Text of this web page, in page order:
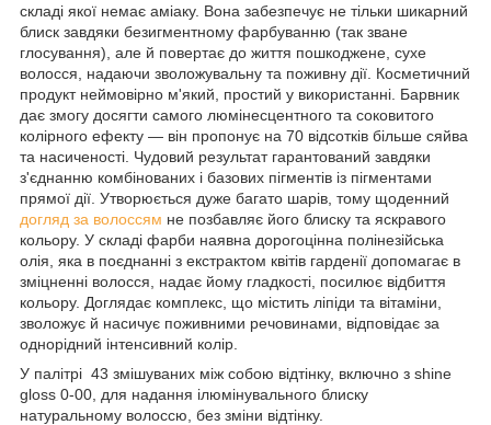
складі якої немає аміаку. Вона забезпечує не тільки шикарний
блиск завдяки безигментному фарбуванню (так зване
глосування), але й повертає до життя пошкоджене, сухе
волосся, надаючи зволожувальну та поживну дії. Косметичний
продукт неймовірно м'який, простий у використанні. Барвник
дає змогу досягти самого люмінесцентного та соковитого
колірного ефекту — він пропонує на 70 відсотків більше сяйва
та насиченості. Чудовий результат гарантований завдяки
з'єднанню комбінованих і базових пігментів із пігментами
прямої дії. Утворюється дуже багато шарів, тому щоденний
догляд за волоссям не позбавляє його блиску та яскравого
кольору. У складі фарби наявна дорогоцінна полінезійська
олія, яка в поєднанні з екстрактом квітів гарденії допомагає в
зміцненні волосся, надає йому гладкості, посилює відбиття
кольору. Доглядає комплекс, що містить ліпіди та вітаміни,
зволожує й насичує поживними речовинами, відповідає за
однорідний інтенсивний колір.
У палітрі 43 змішуваних між собою відтінку, включно з shine
gloss 0-00, для надання ілюмінувального блиску
натуральному волоссю, без зміни відтінку.